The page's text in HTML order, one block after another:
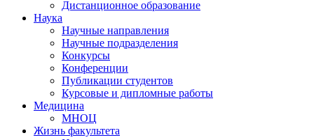
Дистанционное образование
Наука
Научные направления
Научные подразделения
Конкурсы
Конференции
Публикации студентов
Курсовые и дипломные работы
Медицина
МНОЦ
Жизнь факультета